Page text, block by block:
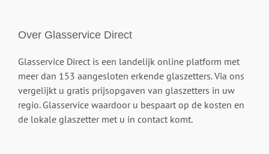
Over Glasservice Direct
Glasservice Direct is een landelijk online platform met
meer dan 153 aangesloten erkende glaszetters. Via ons
vergelijkt u gratis prijsopgaven van glaszetters in uw
regio. Glasservice waardoor u bespaart op de kosten en
de lokale glaszetter met u in contact komt.